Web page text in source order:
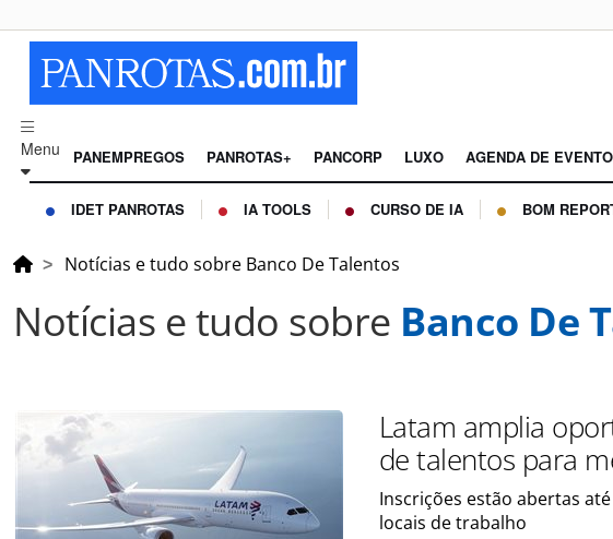
Menu PANEMPREGOS PANROTAS+ PANCORP LUXO AGENDA DE
IDET PANROTAS IA TOOLS CURSO DE IA BOM
Notícias e tudo sobre Banco De Talentos
Notícias e tudo sobre Banco De
Latam amplia
de talentos para
Inscrições estão abertas
locais de trabalho